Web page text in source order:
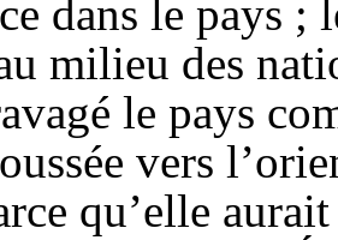
dans le pays ;
milieu des
le pays
vers
qu’elle